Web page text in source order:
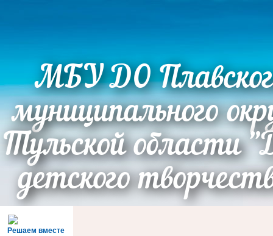
МБУ ДО
муниципального
Тульской области
детского
Решаем вместе